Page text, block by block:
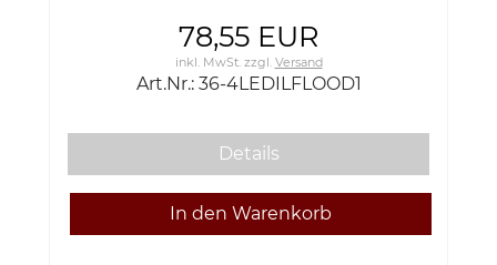
78,55 EUR
inkl. MwSt.zzgl. Versand
Art.Nr.: 36-4LEDILFLOOD1
Details